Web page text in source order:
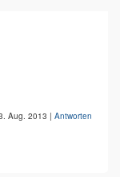
Aug. 2013 | Antworten